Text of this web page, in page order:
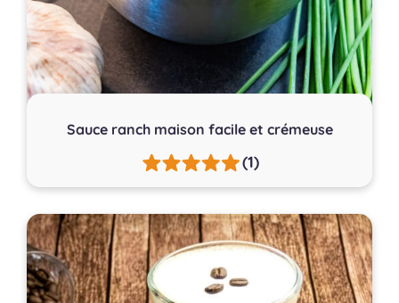
Sauce ranch maison facile et crémeuse
(1)